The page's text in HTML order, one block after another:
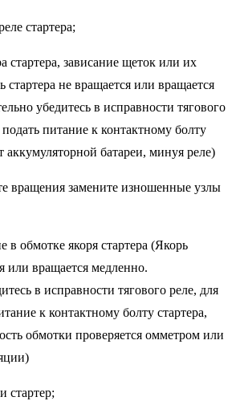
стартера;
стартера, зависание щеток или их
не вращается или вращается
убедитесь в исправности тягового
питание к контактному болту
аккумуляторной батареи, минуя реле)
вращения замените изношенные узлы
обмотке якоря стартера (Якорь
или вращается медленно.
в исправности тягового реле, для
к контактному болту стартера,
обмотки проверяется омметром или
стартер;